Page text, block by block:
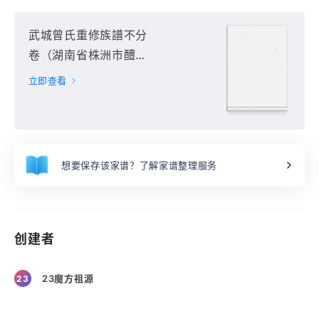
武城曾氏重修族譜不分
卷（湖南省株洲市醴陵
市）第1册
立即查看
想要保存该家谱？了解家谱整理服务
创建者
23 23魔方祖源